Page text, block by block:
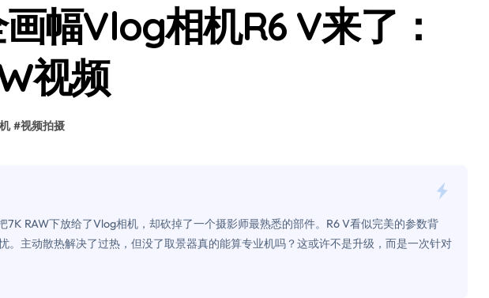
创始人辞去CEO，但继续“垂帘听政”？
容量却碾压iPhone 17顶配？闪迪这波操作太狠了
能翻倍 三星把最新存储技术给了AI
给MacBook充电了！老司机教你3招真·快充
动先看蜘蛛侠？”车主怒了：车内不是广告屏！
幅Vlog相机R6 V来了：
视频
#视频拍摄
7K RAW下放给了Vlog相机，却砍掉了一个摄影师最熟悉的部件。R6 V看似完美的参数背
。主动散热解决了过热，但没了取景器真的能算专业机吗？这或许不是升级，而是一次针对